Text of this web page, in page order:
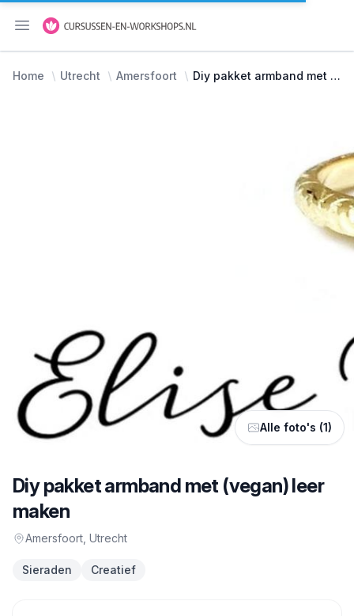
Menu openen
Home Utrecht Amersfoort Diy pakket armband met (vegan) leer maken
Alle foto's (1)
Diy pakket armband met (vegan) leer
maken
Amersfoort , Utrecht
Sieraden Creatief